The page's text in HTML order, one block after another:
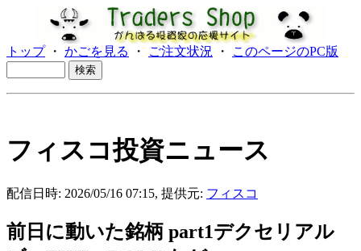
トップ・ かごを見る ・ ご注文状況 ・ このページのPC版
フィスコ投資ニュース
配信日時: 2026/05/16 07:15, 提供元: フィスコ
前日に動いた銘柄 part1デクセリアル